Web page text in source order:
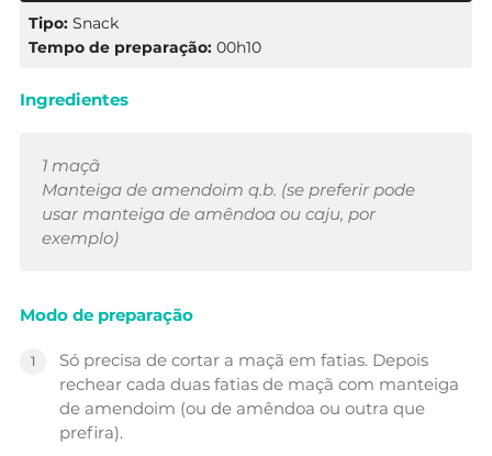
Tipo: Snack
Tempo de preparação: 00h10
Ingredientes
1 maçã
Manteiga de amendoim q.b. (se preferir pode
usar manteiga de amêndoa ou caju, por
exemplo)
Modo de preparação
Só precisa de cortar a maçã em fatias. Depois
rechear cada duas fatias de maçã com manteiga
de amendoim (ou de amêndoa ou outra que
prefira).